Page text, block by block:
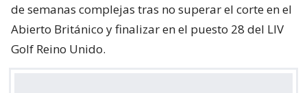
de semanas complejas tras no superar el corte en el
Abierto Británico y finalizar en el puesto 28 del LIV
Golf Reino Unido.